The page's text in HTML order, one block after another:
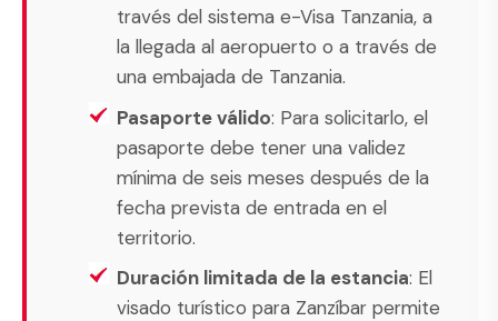
través del sistema e-Visa Tanzania, a
la llegada al aeropuerto o a través de
una embajada de Tanzania.
Pasaporte válido: Para solicitarlo, el
pasaporte debe tener una validez
mínima de seis meses después de la
fecha prevista de entrada en el
territorio.
Duración limitada de la estancia: El
visado turístico para Zanzíbar permite